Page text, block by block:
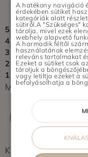
0
5
4
3
2
1
Még nem érkezett
ÉRTÉKELÉS
Képek feltöltés
A hatékony navigáció
érdekében sütiket
kategóriák alatt
sütiről.A "Szükséges"
tárolja, mivel ezek
webhely alapvető
A harmadik féltől
használatának
releváns tartalmakat
Ezeket a sütiket csak
tároljuk a
vagy letiltja ezeket a
befolyásolhatja a